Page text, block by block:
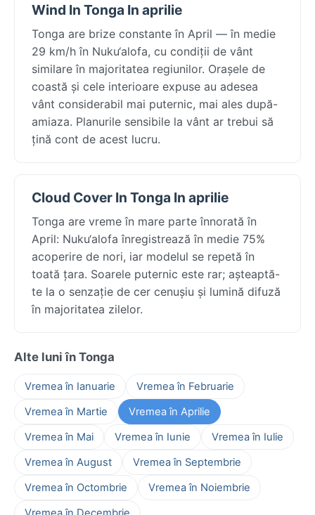
Wind In Tonga In aprilie
Tonga are brize constante în April — în medie
29 km/h în Nuku‘alofa, cu condiții de vânt
similare în majoritatea regiunilor. Orașele de
coastă și cele interioare expuse au adesea
vânt considerabil mai puternic, mai ales după-
amiaza. Planurile sensibile la vânt ar trebui să
țină cont de acest lucru.
Cloud Cover In Tonga In aprilie
Tonga are vreme în mare parte înnorată în
April: Nuku‘alofa înregistrează în medie 75%
acoperire de nori, iar modelul se repetă în
toată țara. Soarele puternic este rar; așteaptă-
te la o senzație de cer cenușiu și lumină difuză
în majoritatea zilelor.
Alte luni în Tonga
Vremea în Ianuarie
Vremea în Februarie
Vremea în Martie
Vremea în Aprilie
Vremea în Mai
Vremea în Iunie
Vremea în Iulie
Vremea în August
Vremea în Septembrie
Vremea în Octombrie
Vremea în Noiembrie